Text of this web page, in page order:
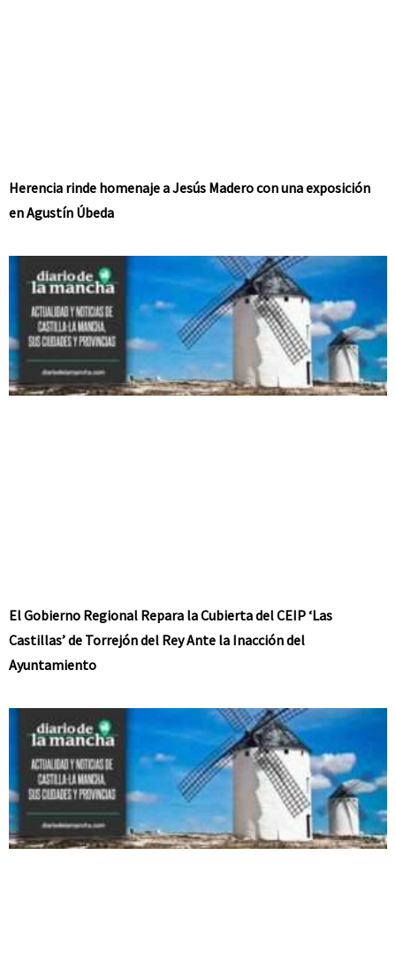
Herencia rinde homenaje a Jesús Madero con una exposición
en Agustín Úbeda
El Gobierno Regional Repara la Cubierta del CEIP ‘Las
Castillas’ de Torrejón del Rey Ante la Inacción del
Ayuntamiento